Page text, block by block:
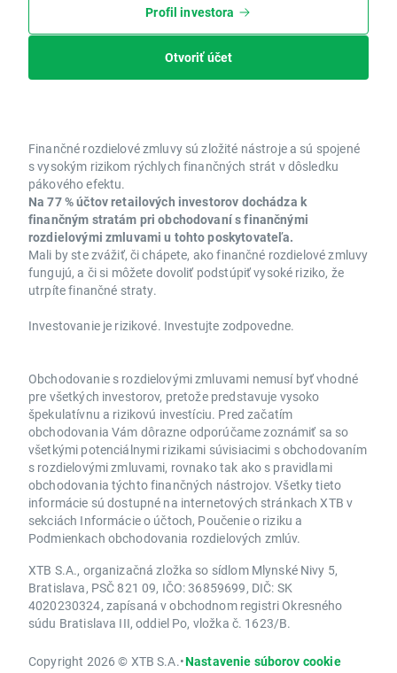
Profil investora
Otvoriť účet
Finančné rozdielové zmluvy sú zložité nástroje a sú spojené
s vysokým rizikom rýchlych finančných strát v dôsledku
pákového efektu.
Na 77 % účtov retailových investorov dochádza k
finančným stratám pri obchodovaní s finančnými
rozdielovými zmluvami u tohto poskytovateľa.
Mali by ste zvážiť, či chápete, ako finančné rozdielové zmluvy
fungujú, a či si môžete dovoliť podstúpiť vysoké riziko, že
utrpíte finančné straty.
Investovanie je rizikové. Investujte zodpovedne.
Obchodovanie s rozdielovými zmluvami nemusí byť vhodné
pre všetkých investorov, pretože predstavuje vysoko
špekulatívnu a rizikovú investíciu. Pred začatím
obchodovania Vám dôrazne odporúčame zoznámiť sa so
všetkými potenciálnymi rizikami súvisiacimi s obchodovaním
s rozdielovými zmluvami, rovnako tak ako s pravidlami
obchodovania týchto finančných nástrojov. Všetky tieto
informácie sú dostupné na internetových stránkach XTB v
sekciách Informácie o účtoch, Poučenie o riziku a
Podmienkach obchodovania rozdielových zmlúv.
XTB S.A., organizačná zložka so sídlom Mlynské Nivy 5,
Bratislava, PSČ 821 09, IČO: 36859699, DIČ: SK
4020230324, zapísaná v obchodnom registri Okresného
súdu Bratislava III, oddiel Po, vložka č. 1623/B.
Copyright 2026 © XTB S.A.•Nastavenie súborov cookie